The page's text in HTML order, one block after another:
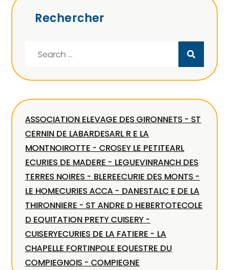
Rechercher
ASSOCIATION ELEVAGE DES GIRONNETS - ST
CERNIN DE LABARDESARL R E LA
MONTNOIROTTE - CROSEY LE PETITEARL
ECURIES DE MADERE - LEGUEVINRANCH DES
TERRES NOIRES - BLEREECURIE DES MONTS -
LE HOMECURIES ACCA - DANESTALC E DE LA
THIRONNIERE - ST ANDRE D HEBERTOTECOLE
D EQUITATION PRETY CUISERY -
CUISERYECURIES DE LA FATIERE - LA
CHAPELLE FORTINPOLE EQUESTRE DU
COMPIEGNOIS - COMPIEGNE